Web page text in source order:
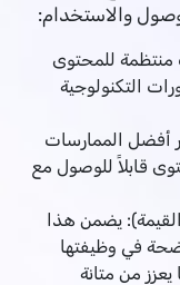
والاستخدام:
منتظمة للمحتوى
التكنولوجية
أفضل الممارسات
قابلاً للوصول مع
والدور والقيمة): يضمن هذا
في وظيفتها
من متانة